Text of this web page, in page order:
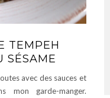
TEMPEH
SÉSAME
avec des sauces et
mon garde-manger.